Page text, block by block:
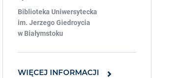
Biblioteka Uniwersytecka
im. Jerzego Giedroycia
w Białymstoku
WIĘCEJ INFORMACJI